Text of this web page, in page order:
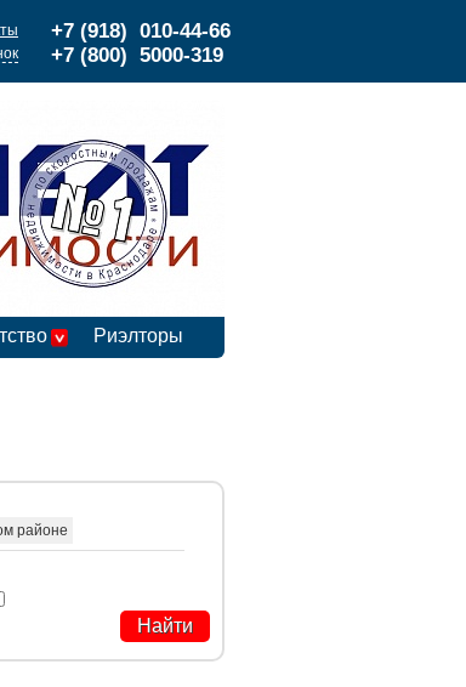
+7 (918) 010-44-66
+7 (800) 5000-319
Риэлторы
районе